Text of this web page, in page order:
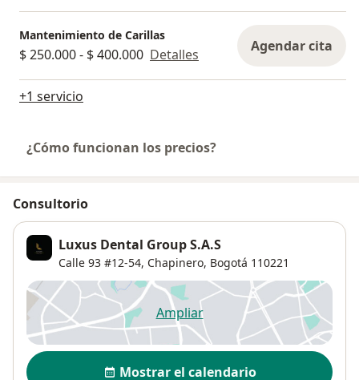
Mantenimiento de Carillas
$ 250.000 - $ 400.000 Detalles Agendar cita
+1 servicio
¿Cómo funcionan los precios?
Consultorio
Luxus Dental Group S.A.S
Calle 93 #12-54, Chapinero, Bogotá 110221
Ampliarse abre en una nueva
Disponibilidad
Mostrar el calendario